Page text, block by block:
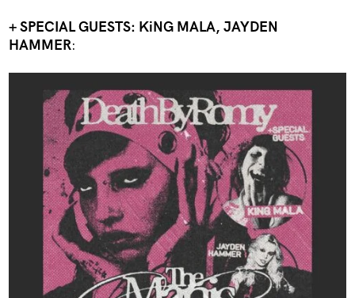
+ SPECIAL GUESTS: KiNG MALA, JAYDEN
HAMMER: